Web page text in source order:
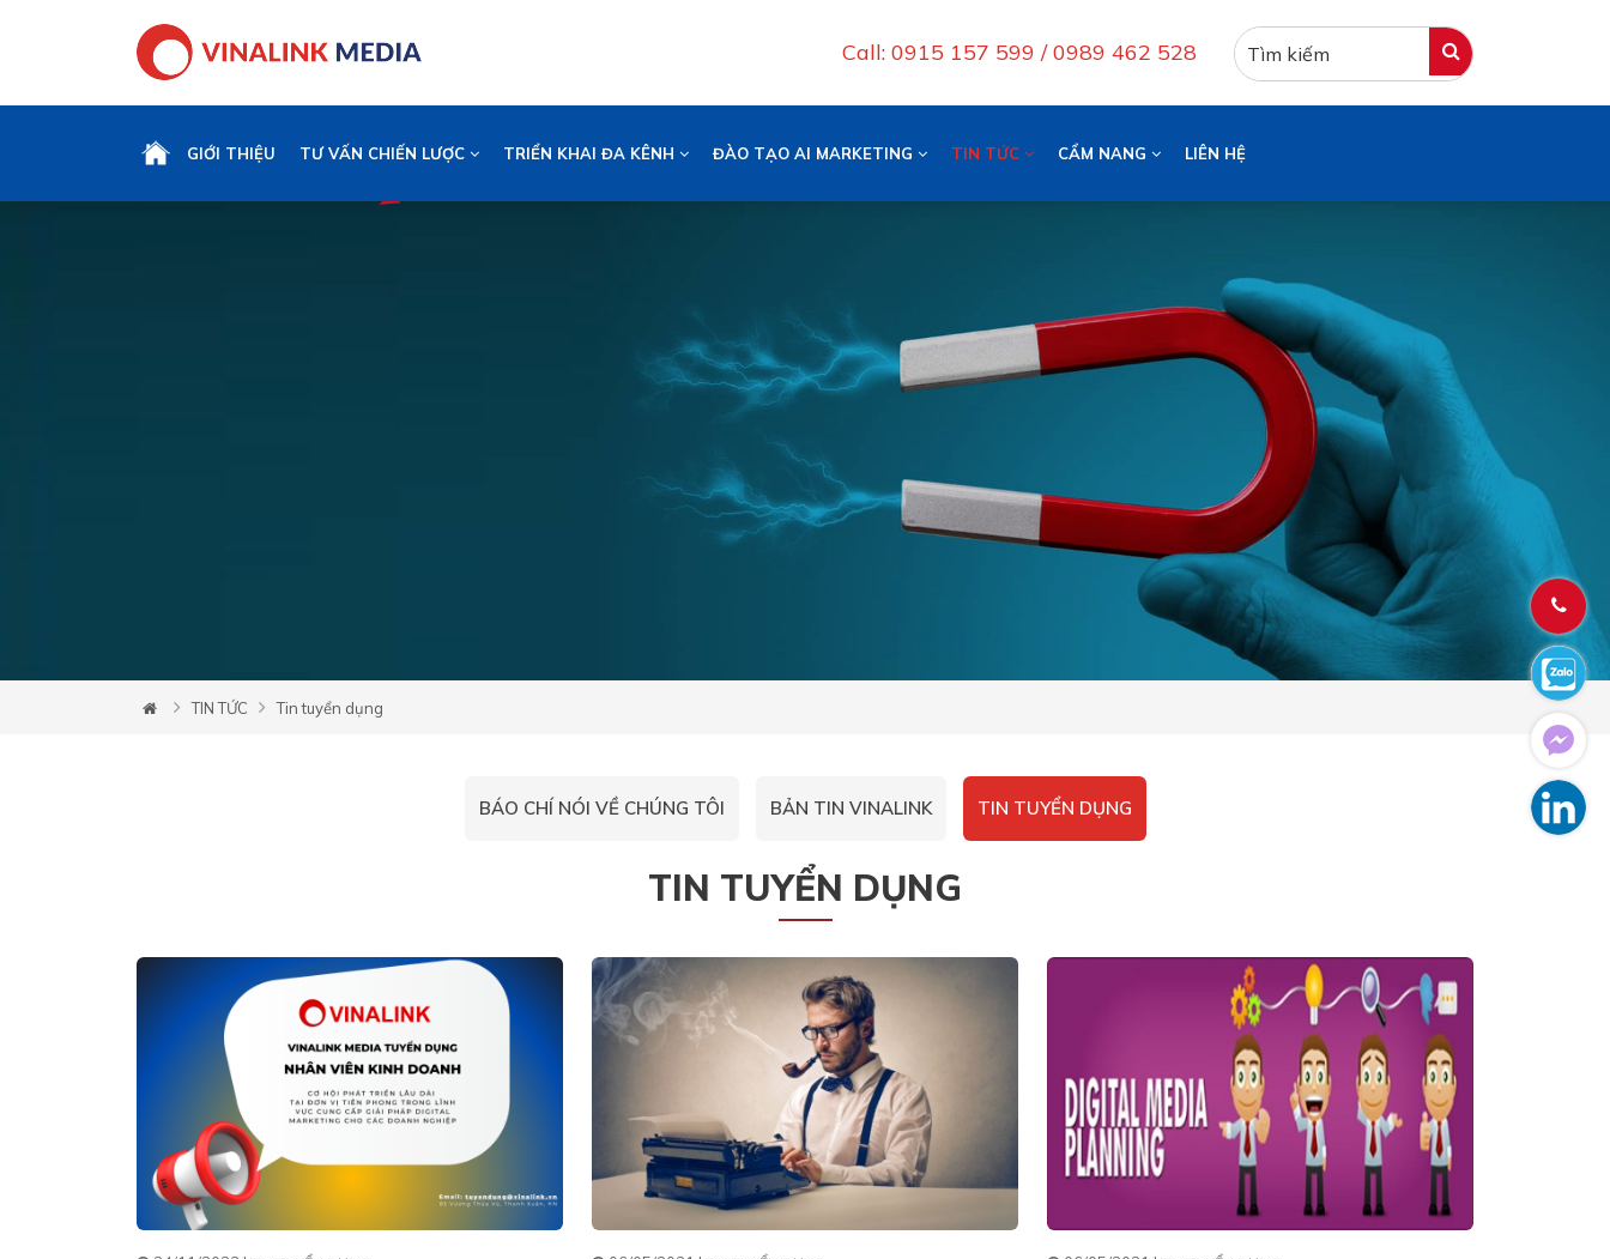
Call: 0915 157 599 / 0989 462 528
GIỚI THIỆU TƯ VẤN CHIẾN LƯỢC TRIỂN KHAI ĐA KÊNH ĐÀO TẠO AI MARKETING TIN TỨC CẨM NANG LIÊN HỆ
TIN TỨC Tin tuyển dụng
BÁO CHÍ NÓI VỀ CHÚNG TÔI BẢN TIN VINALINK TIN TUYỂN DỤNG
TIN TUYỂN DỤNG